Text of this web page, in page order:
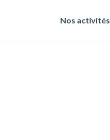
Nos activités